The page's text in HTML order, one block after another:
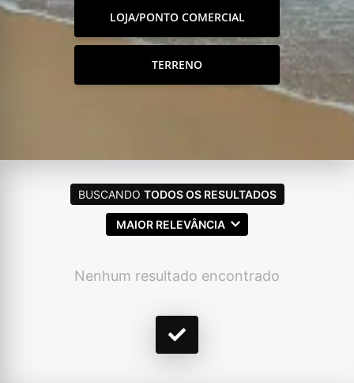
LOJA/PONTO COMERCIAL
TERRENO
BUSCANDO TODOS OS RESULTADOS
MAIOR RELEVÂNCIA
Nenhum resultado encontrado